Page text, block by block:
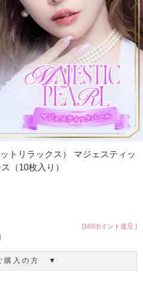
トリラックス） マジェスティッ
（10枚入り）
[163ポイント進呈 ]
入の方 ▼